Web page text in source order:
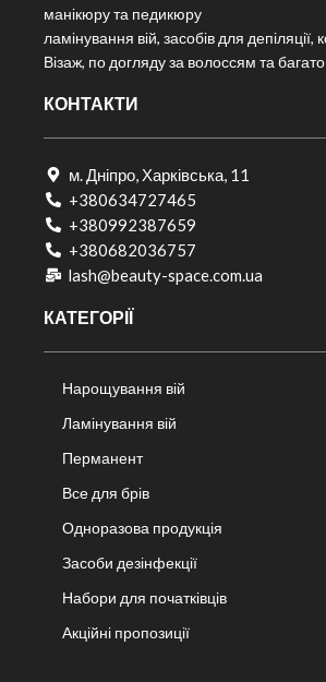
манікюру та педикюру
ламінування вій, засобів для депіляції,
Візаж, по догляду за волоссям та
КОНТАКТИ
м. Дніпро, Харківська, 11
+380634727465
+380992387659
+380682036757​
lash@beauty-space.com.ua
КАТЕГОРІЇ
Нарощування вій
Ламінування вій
Перманент
Все для брів
Одноразова продукція
Засоби дезінфекції
Набори для початківців
Акційні пропозиції